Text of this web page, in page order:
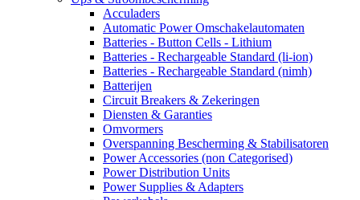
Acculaders
Automatic Power Omschakelautomaten
Batteries - Button Cells - Lithium
Batteries - Rechargeable Standard (li-ion)
Batteries - Rechargeable Standard (nimh)
Batterijen
Circuit Breakers & Zekeringen
Diensten & Garanties
Omvormers
Overspanning Bescherming & Stabilisatoren
Power Accessories (non Categorised)
Power Distribution Units
Power Supplies & Adapters